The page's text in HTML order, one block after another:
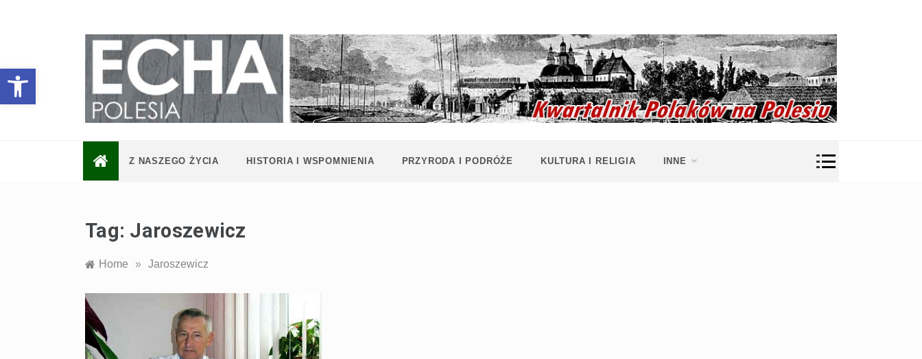
Otwórz pasek narzędzi
Echa
Polesia
współczesność
Polaków na
Polesiu.
Przyroda,
zabytki, kultura
i wspomnienia
z Polesia.
Z NASZEGO ŻYCIA HISTORIA I WSPOMNIENIA PRZYRODA I PODRÓŻE KULTURA I RELIGIA INNE
Tag: Jaroszewicz
Home » Jaroszewicz